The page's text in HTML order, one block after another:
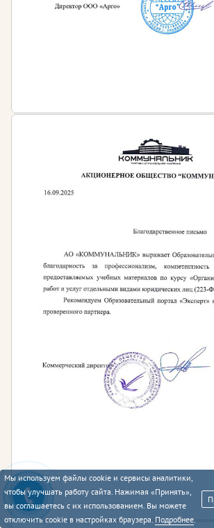
Мы используем файлы cookie и сервисы аналитики,
чтобы улучшать работу сайта. Нажимая «Принять»,
вы соглашаетесь с их использованием. Вы можете
отключить cookie в настройках браузера. Подробнее.